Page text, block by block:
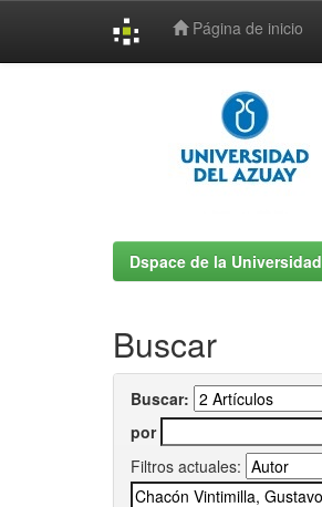
Página de inicio
Dspace de la
Buscar
Buscar:
por
Filtros actuales: